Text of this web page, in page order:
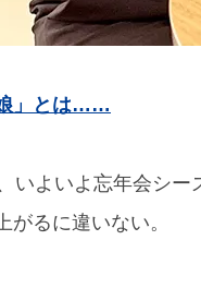
娘」とは……
いよいよ忘年会シ
がるに違いない。